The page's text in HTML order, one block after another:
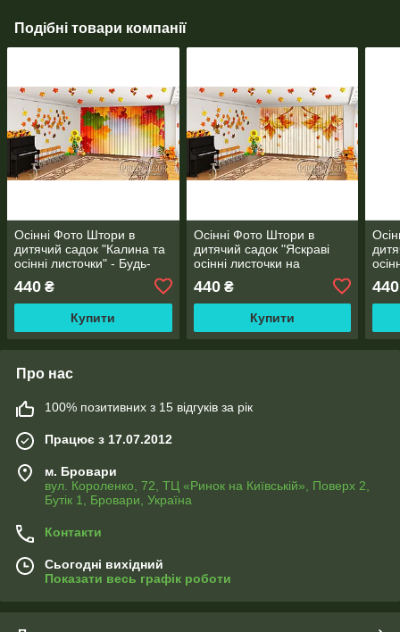
Подібні товари компанії
Осінні Фото Штори в
дитячий садок "Калина та
осінні листочки" - Будь-
опис!
440 ₴
Купити
Осінні Фото Штори в
дитячий садок "Яскраві
осінні листочки на
який розмір! Читаємо
опис!
440₴
Купити
440
Про нас
100% позитивних з 15 відгуків за рік
Працює з 17.07.2012
м. Бровари
вул. Короленко, 72, ТЦ «Ринок на Київській», Поверх 2,
Бутік 1, Бровари, Україна
Контакти
Сьогодні вихідний
Показати весь графік роботи